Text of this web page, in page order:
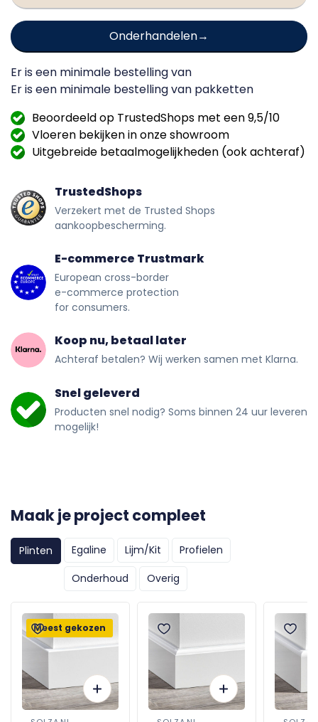
Onderhandelen
Er is een minimale bestelling van
Er is een minimale bestelling van pakketten
Beoordeeld op TrustedShops met een 9,5/10
Vloeren bekijken in onze showroom
Uitgebreide betaalmogelijkheden (ook achteraf)
TrustedShops
Verzekert met de Trusted Shops
aankoopbescherming.
E-commerce Trustmark
European cross-border
e-commerce protection
for consumers.
Koop nu, betaal later
Achteraf betalen? Wij werken samen met Klarna.
Snel geleverd
Producten snel nodig? Soms binnen 24 uur leveren
mogelijk!
Maak je project compleet
Plinten Egaline Lijm/Kit
Profielen
Onderhoud
Overig
Meest gekozen